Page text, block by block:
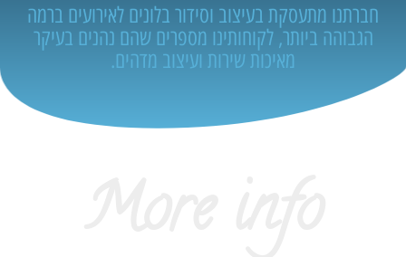
חברתנו מתעסקת בעיצוב וסידור בלונים לאירועים ברמה
הגבוהה ביותר, לקוחותינו מספרים שהם נהנים בעיקר
מאיכות שירות ועיצוב מדהים.